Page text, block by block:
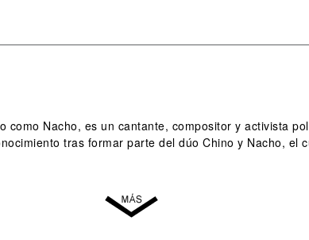
como Nacho, es un cantante, compositor y activista
tras formar parte del dúo Chino y Nacho, el